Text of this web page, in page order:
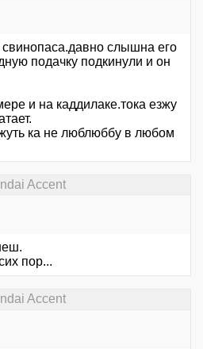
свинопаса.давно слышна его
подачку подкинули и он
и на каддилаке.тока езжу
ка не люблюббу в любом
Accent
пор...
Accent